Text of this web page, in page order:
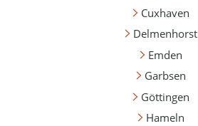
Cuxhaven
Delmenhorst
Emden
Garbsen
Göttingen
Hameln